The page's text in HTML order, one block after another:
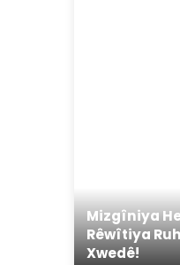
Mizgîniya
Rêwîtiya
Xwedê!